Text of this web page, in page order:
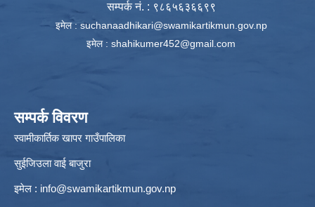
सम्पर्क नं. : ९८६५६३६६९९
इमेल : suchanaadhikari@swamikartikmun.gov.np
इमेल : shahikumer452@gmail.com
सम्पर्क विवरण
स्वामीकार्तिक खापर गाउँपालिका
सुईजिउला वाई बाजुरा
इमेल : info@swamikartikmun.gov.np